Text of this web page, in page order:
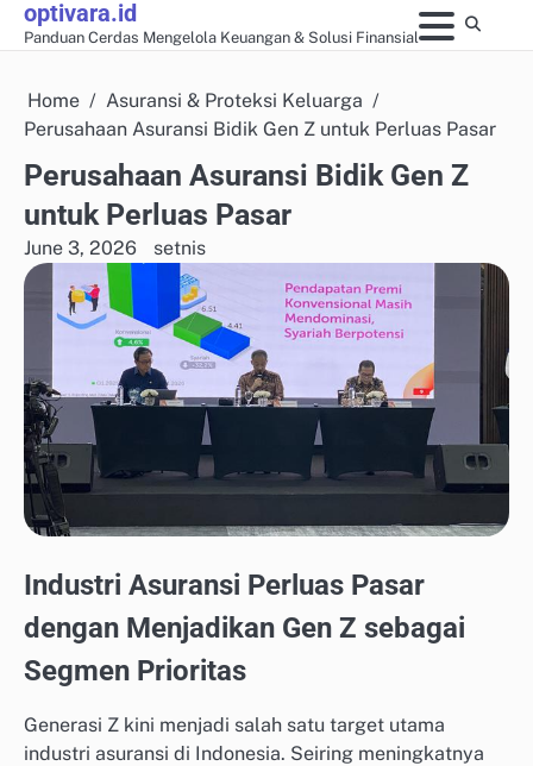
Skipoptivara.id
Panduan Cerdas Mengelola Keuangan & Solusi Finansial
Home
Asuransi & Proteksi Keluarga
Perusahaan Asuransi Bidik Gen Z untuk Perluas Pasar
Perusahaan Asuransi Bidik Gen Z
untuk Perluas Pasar
June 3, 2026 setnis
Industri Asuransi Perluas Pasar
dengan Menjadikan Gen Z sebagai
Segmen Prioritas
Generasi Z kini menjadi salah satu target utama
industri asuransi di Indonesia. Seiring meningkatnya